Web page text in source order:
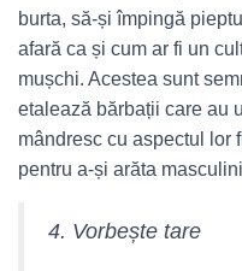
burta, să-și împingă
afară ca și cum ar fi un
mușchi. Acestea sunt
etalează bărbații care au
mândresc cu aspectul lor
pentru a-și arăta
4. Vorbește tare